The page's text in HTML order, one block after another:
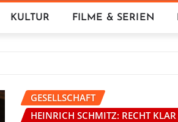
KULTUR FILME & SERIEN
GESELLSCHAFT
HEINRICH SCHMITZ: RECHT KLAR